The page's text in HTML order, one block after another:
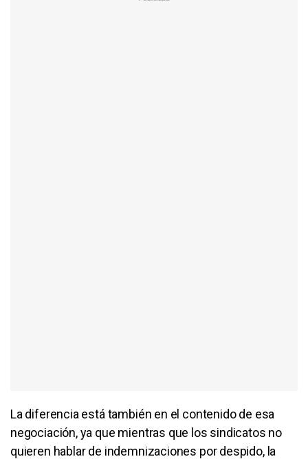
La diferencia está también en el contenido de esa
negociación, ya que mientras que los sindicatos no
quieren hablar de indemnizaciones por despido, la